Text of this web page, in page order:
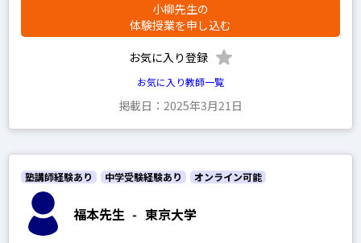
小柳先生の
体験授業を申し込む
お気に入り登録
お気に入り教師一覧
掲載日：2025年3月21日
福本先生 - 東京大学
塾講師経験あり 中学受験経験あり オンライン可能